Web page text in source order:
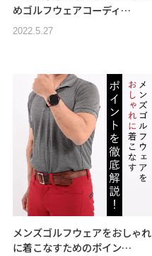
めゴルフウェアコーディ…
2022.5.27
メンズゴルフウェアをおしゃれ
に着こなすためのポイン…